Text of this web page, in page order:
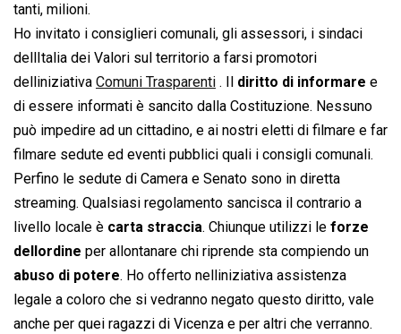
tanti, milioni.
Ho invitato i consiglieri comunali, gli assessori, i sindaci
dellItalia dei Valori sul territorio a farsi promotori
delliniziativa  Comuni Trasparenti  . Il diritto di informare e
di essere informati è sancito dalla Costituzione. Nessuno
può impedire ad un cittadino, e ai nostri eletti di filmare e far
filmare sedute ed eventi pubblici quali i consigli comunali.
Perfino le sedute di Camera e Senato sono in diretta
streaming. Qualsiasi regolamento sancisca il contrario a
livello locale è carta straccia. Chiunque utilizzi le forze
dellordine per allontanare chi riprende sta compiendo un
abuso di potere. Ho offerto nelliniziativa assistenza
legale a coloro che si vedranno negato questo diritto, vale
anche per quei ragazzi di Vicenza e per altri che verranno.